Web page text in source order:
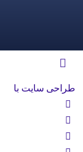
طراحی سایت با